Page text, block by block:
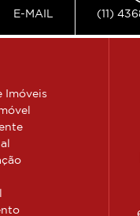
E-MAIL (11)
Imóveis